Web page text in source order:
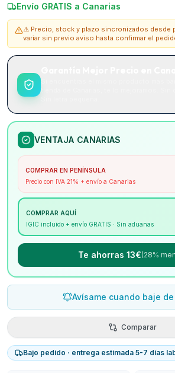
Envío GRATIS a Canarias
⚠️ Precio, stock y plazo sincronizados desde
variar sin previo aviso hasta confirmar el
VENTAJA CANARIAS
COMPRAR EN PENÍNSULA
Precio con IVA 21% + envío a Canarias
COMPRAR AQUÍ
IGIC incluido + envío GRATIS · Sin aduanas
Te ahorras 13€(28%
Avísame cuando baje
Comparar
Bajo pedido · entrega estimada 5-7 días